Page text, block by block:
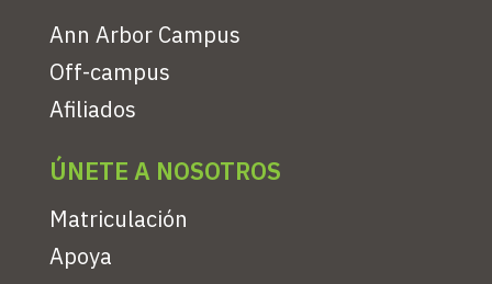
Ann Arbor Campus
Off-campus
Afiliados
ÚNETE A NOSOTROS
Matriculación
Apoya